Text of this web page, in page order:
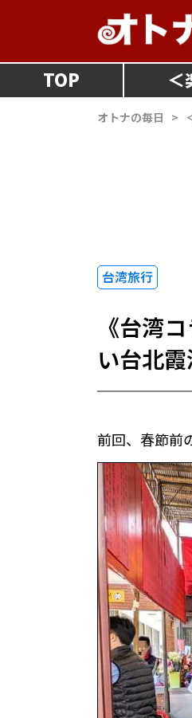
TOP ＜
オトナの毎日 >
台湾旅行
《台湾
い台北
前回、春節前